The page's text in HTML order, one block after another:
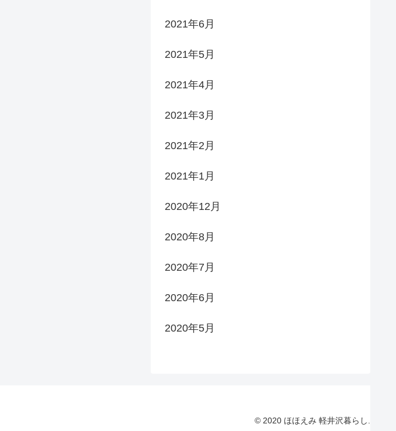
2021年6月
2021年5月
2021年4月
2021年3月
2021年2月
2021年1月
2020年12月
2020年8月
2020年7月
2020年6月
2020年5月
© 2020 ほほえみ 軽井沢暮らし.